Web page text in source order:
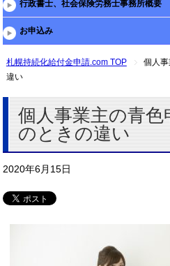
行政書士、社会保険労務士事務所概要
お申込み
札幌持続化給付金申請.com TOP
個人
違い
個人事業主の青
のときの違い
2020年6月15日